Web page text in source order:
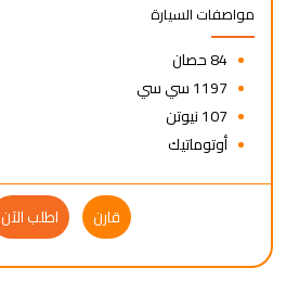
مواصفات السيارة
84 حصان
1197 سي سي
107 نيوتن
أوتوماتيك
قارن اطلب الآن